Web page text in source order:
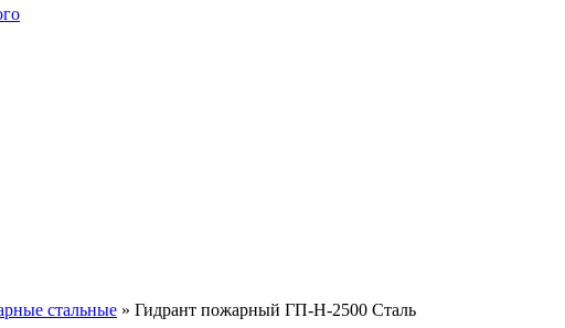
стальные » Гидрант пожарный ГП-Н-2500 Сталь